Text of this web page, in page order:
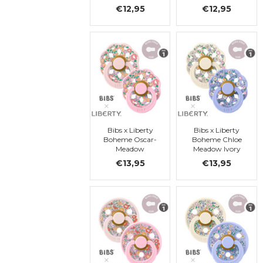
€12,95 €12,95
Bibs x Liberty
Boheme Oscar-
Meadow
€13,95
Bibs x Liberty
Boheme Chloe
Meadow Ivory
€13,95